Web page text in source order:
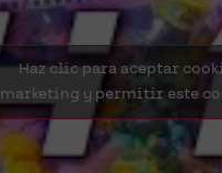
Haz clic para aceptar
marketing y permitir este